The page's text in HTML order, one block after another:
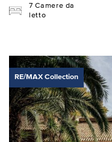
7 Camere da
letto
RE/MAX Collection